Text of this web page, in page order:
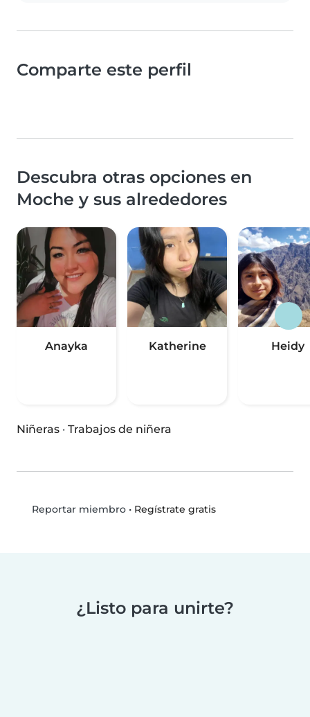
Comparte este perfil
Descubra otras opciones en
Moche y sus alrededores
Anayka Katherine Heidy
Niñeras · Trabajos de niñera
Reportar miembro• Regístrate gratis
¿Listo para unirte?